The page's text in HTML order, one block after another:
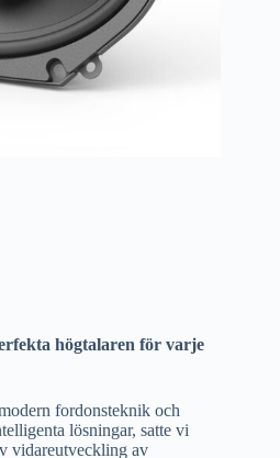
högtalaren för varje
fordons­teknik och
lösningar, satte vi
vidareutveckling av